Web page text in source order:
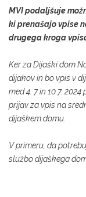
MVI podaljšuje
ki prenašajo vpise
drugega kroga
Ker za Dijaški dom
dijakov in bo vpis v
med 4. 7 in 10.7.
prijav za vpis na
dijaškem domu.
V primeru, da
službo dijaškega